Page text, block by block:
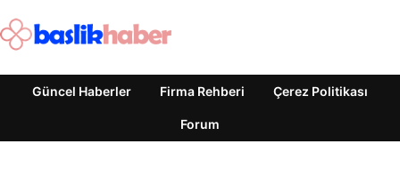
Güncel Haberler Firma Rehberi Çerez Politikası
Forum